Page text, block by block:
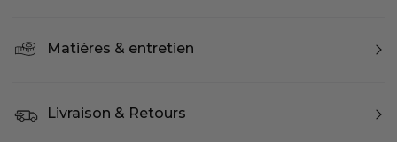
Matières & entretien
Livraison & Retours